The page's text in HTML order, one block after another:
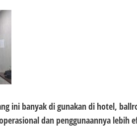
ini banyak di gunakan di hotel,
dan penggunaannya lebih